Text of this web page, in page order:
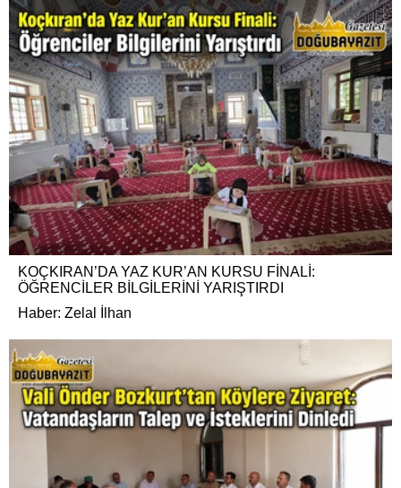
KOÇKIRAN’DA YAZ KUR’AN KURSU FİNALİ:
ÖĞRENCİLER BİLGİLERİNİ YARIŞTIRDI
Haber: Zelal İlhan